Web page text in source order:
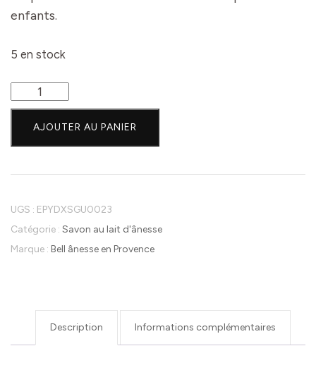
enfants.
5 en stock
quantité
de
Savon
double
lait
d'ânesse
Bio
125g
AJOUTER AU PANIER
UGS : EPYDXSGU0023
Catégorie : Savon au lait d'ânesse
Marque : Bell ânesse en Provence
Description Informations complémentaires